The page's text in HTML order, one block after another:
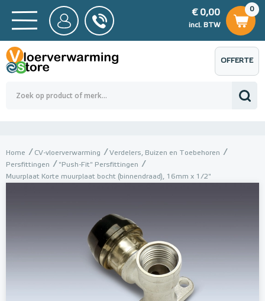
BTW
0,00
0
€ 0,00
incl. BTW
€ 0,00
OFFERTE
AANVRAGEN
Home CV-vloerverwarming
Verdelers, Buizen en Toebehoren
Persfittingen
"Push-Fit" Persfittingen
Muurplaat Korte muurplaat bocht (binnendraad), 16mm x 1/2"